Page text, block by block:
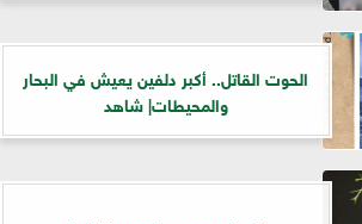
الحوت القاتل.. أكبر دلفين يعيش في البحار
والمحيطات| شاهد